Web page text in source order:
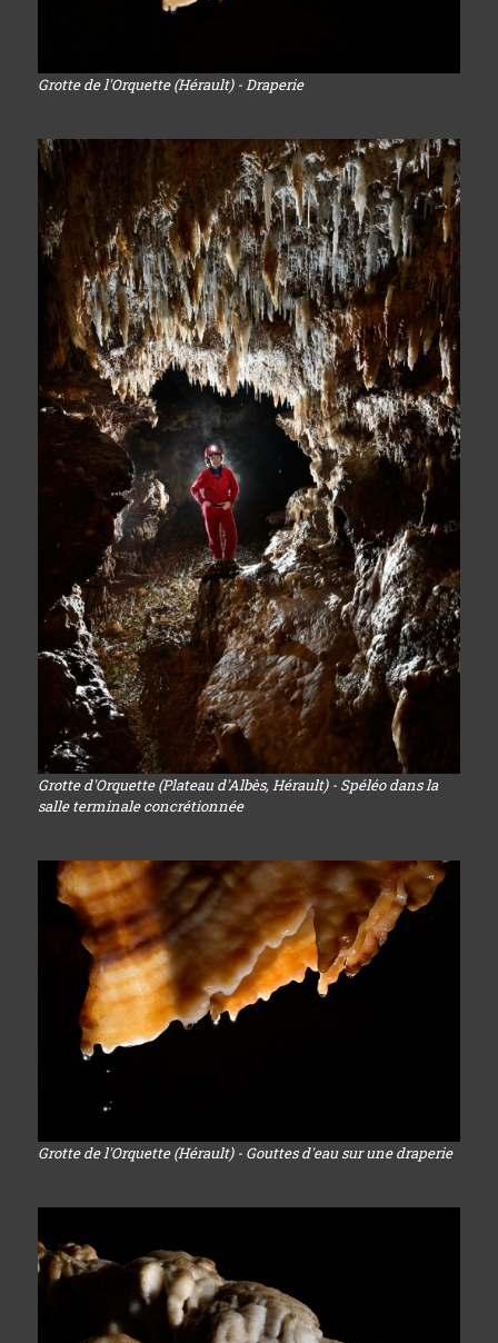
Grotte de l'Orquette (Hérault) - Draperie
Grotte d'Orquette (Plateau d'Albès, Hérault) - Spéléo dans la
salle terminale concrétionnée
Grotte de l'Orquette (Hérault) - Gouttes d'eau sur une draperie